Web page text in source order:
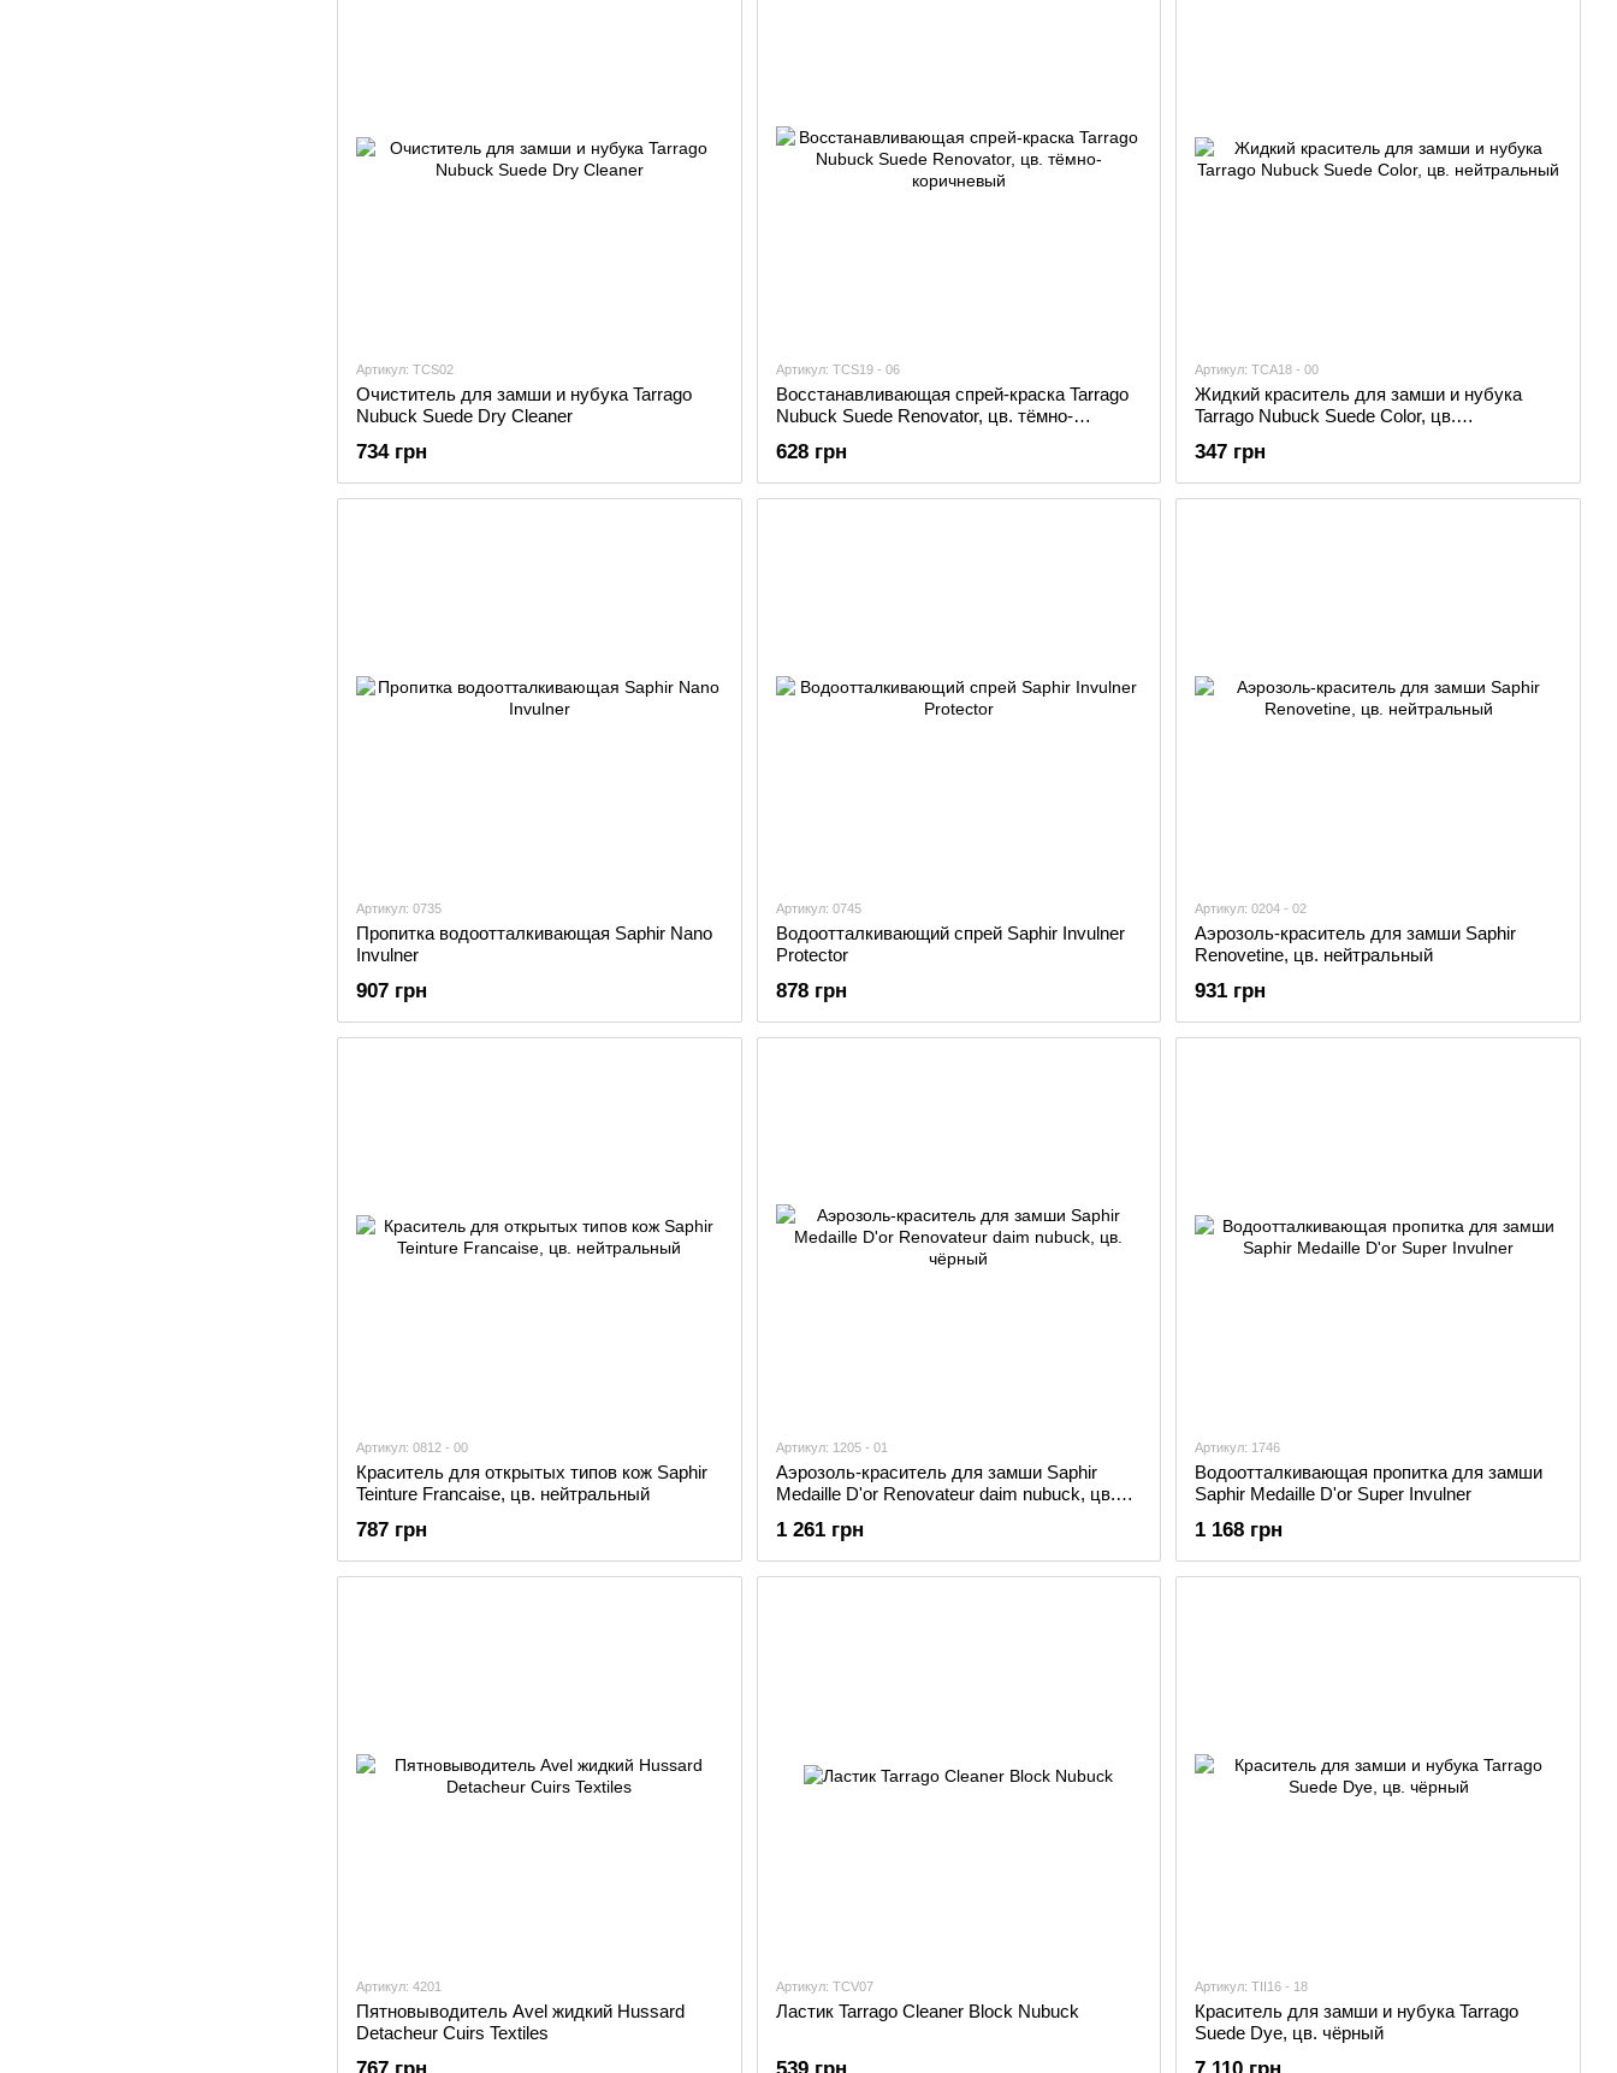
Артикул: TCS02
Очиститель для замши и нубука Tarrago
Nubuck Suede Dry Cleaner
734 грн
Артикул: TCS19 - 06
Восстанавливающая спрей-краска Tarrago
Nubuck Suede Renovator, цв. тёмно-
628 грн
Артикул: TCA18 - 00
Жидкий краситель для замши и нубука
Tarrago Nubuck Suede Color, цв.
347 грн
Артикул: 0735
Пропитка водоотталкивающая Saphir Nano
Invulner
907 грн
Артикул: 0745
Водоотталкивающий спрей Saphir Invulner
Protector
878 грн
Артикул: 0204 - 02
Аэрозоль-краситель для замши Saphir
Renovetine, цв. нейтральный
931 грн
Артикул: 0812 - 00
Краситель для открытых типов кож Saphir
Teinture Francaise, цв. нейтральный
787 грн
Артикул: 1205 - 01
Аэрозоль-краситель для замши Saphir
Medaille D'or Renovateur daim nubuck, цв.
1 261 грн
Артикул: 1746
Водоотталкивающая пропитка для замши
Saphir Medaille D'or Super Invulner
1 168 грн
Артикул: 4201
Пятновыводитель Avel жидкий Hussard
Detacheur Cuirs Textiles
Артикул: TCV07
Ластик Tarrago Cleaner Block Nubuck
Артикул: TII16 - 18
Краситель для замши и нубука Tarrago
Suede Dye, цв. чёрный